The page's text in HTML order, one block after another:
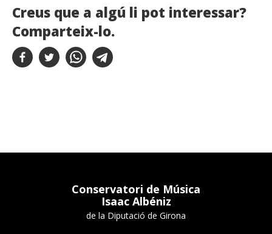
Creus que a algú li pot interessar?
Comparteix-lo.
Conservatori de Música
Isaac Albéniz
de la Diputació de Girona